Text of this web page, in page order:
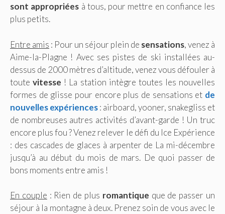
sont appropriées à tous, pour mettre en confiance les
plus petits.
Entre amis : Pour un séjour plein de sensations, venez à
Aime-la-Plagne ! Avec ses pistes de ski installées au-
dessus de 2000 mètres d’altitude, venez vous défouler à
toutevitesse ! La station intègre toutes les nouvelles
formes de glisse pour encore plus de sensations et de
nouvelles expériences: airboard, yooner, snakegliss et
de nombreuses autres activités d’avant-garde ! Un truc
encore plus fou ? Venez relever le défi du Ice Expérience
: des cascades de glaces à arpenter de La mi-décembre
jusqu’à au début du mois de mars. De quoi passer de
bons moments entre amis !
En couple : Rien de plus romantique que de passer un
séjour à la montagne à deux. Prenez soin de vous avec le